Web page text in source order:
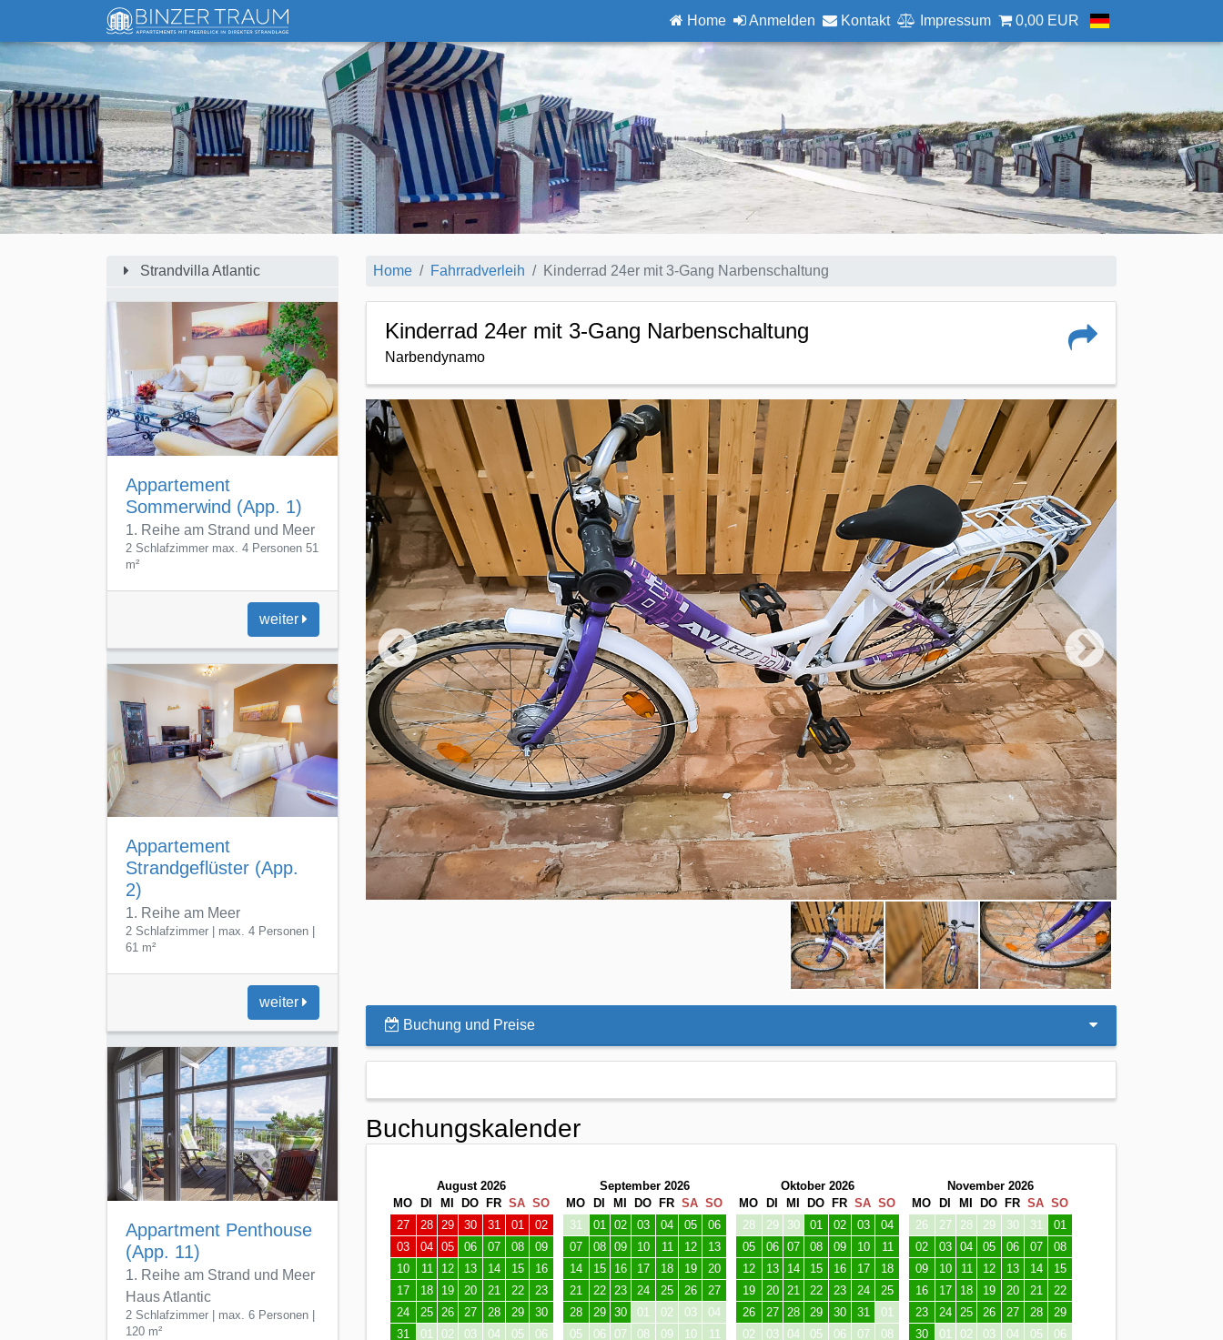
Home Anmelden Kontakt Impressum 0,00 EUR
Strandvilla Atlantic
Sommerwind (App. 1)
1. Reihe am Strand und Meer
2 Schlafzimmer max. 4 Personen 51
m²
weiter
Appartement
Strandgeflüster (App.
2)
1. Reihe am Meer
2 Schlafzimmer | max. 4 Personen |
61 m²
weiter
Appartment Penthouse
(App. 11)
1. Reihe am Strand und Meer
Haus Atlantic
2 Schlafzimmer | max. 6 Personen |
120 m²
weiter
Home Fahrradverleih Kinderrad 24er mit 3-Gang Narbenschaltung
Kinderrad 24er mit 3-Gang Narbenschaltung
Narbendynamo
Buchung und Preise
27
28 29 30 31 01
17
18 19 20 21 22
23
24
25 26 27 28 29
30
31
01 02 03 04 05 06
21
22 23 24 25 26
27
28
05
06 07 08 09 10 11
19
20 21 22 23 24
25
02
03 04 05 06 07 08
16
17 18 19 20 21
22
30
01 02 03 04 05 06
MI DO FR
30
01 02 03 04 05
06
07
08 09 10 11 12
13
14
15 16 17 18 19
20
21
22 23 24 25 26
27
28
29 30 31 01 02
03
04
05 06 07 08 09 10
DI MI DO FR SA
28
29 30 31 01 02
03
04
05 06 07 08 09
10
11
12 13 14 15 16
17
18
19 20 21 22 23
24
25
26 27 28 29 30
31
01
02 03 04 05 06 07
MI DO FR
25
26 27 28 29 30
31
01
02 03 04 05 06
07
08
09 10 11 12 13
14
15
16 17 18 19 20
21
22
23 24 25 26 27
28
01
02 03 04 05 06 07
DI MI DO FR SA
22
23 24 25 26 27
28
01
02 03 04 05 06
07
08
09 10 11 12 13
14
15
16 17 18 19 20
21
22
23 24 25 26 27
28
29
30 31 01 02 03 04